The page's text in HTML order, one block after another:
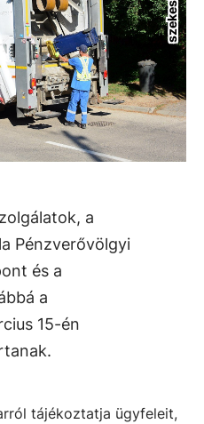
a
Pénzverővölgyi
és a
a
15-én
tájékoztatja ügyfeleit,